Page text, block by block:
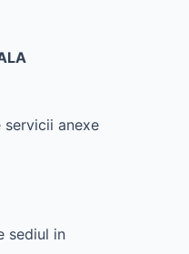
servicii anexe
sediul in